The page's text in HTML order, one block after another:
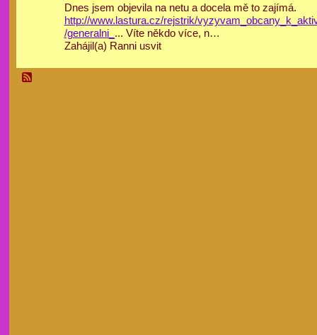
Dnes jsem objevila na netu a docela mě to zajímá.
http://www.lastura.cz/rejstrik/
/generalni_ ... Víte někdo více, n…
Zahájil(a) Ranni usvit